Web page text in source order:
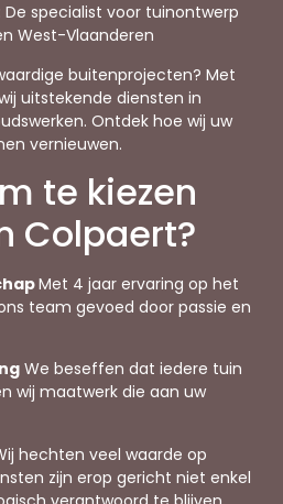
specialist voor tuinontwerp
West-Vlaanderen
buitenprojecten? Met
uitstekende diensten in
Ontdek hoe wij uw
vernieuwen.
te kiezen
Colpaert?
Met 4 jaar ervaring op het
team gevoed door passie en
We beseffen dat iedere tuin
wij maatwerk die aan uw
hechten veel waarde op
zijn erop gericht niet enkel